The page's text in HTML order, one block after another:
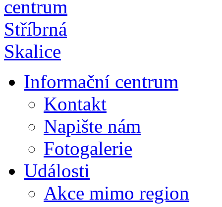
Informační centrum
Kontakt
Napište nám
Fotogalerie
Události
Akce mimo region